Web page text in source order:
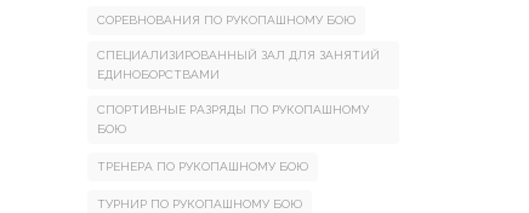
СОРЕВНОВАНИЯ ПО РУКОПАШНОМУ БОЮ
СПЕЦИАЛИЗИРОВАННЫЙ ЗАЛ ДЛЯ ЗАНЯТИЙ
ЕДИНОБОРСТВАМИ
СПОРТИВНЫЕ РАЗРЯДЫ ПО РУКОПАШНОМУ
БОЮ
ТРЕНЕРА ПО РУКОПАШНОМУ БОЮ
ТУРНИР ПО РУКОПАШНОМУ БОЮ